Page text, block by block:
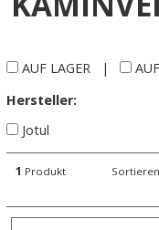
AUF LAGER |
Hersteller:
Jotul
1 Produkt